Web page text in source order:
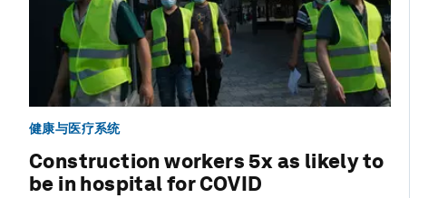
健康与医疗系统
Construction workers 5x as likely to
be in hospital for COVID